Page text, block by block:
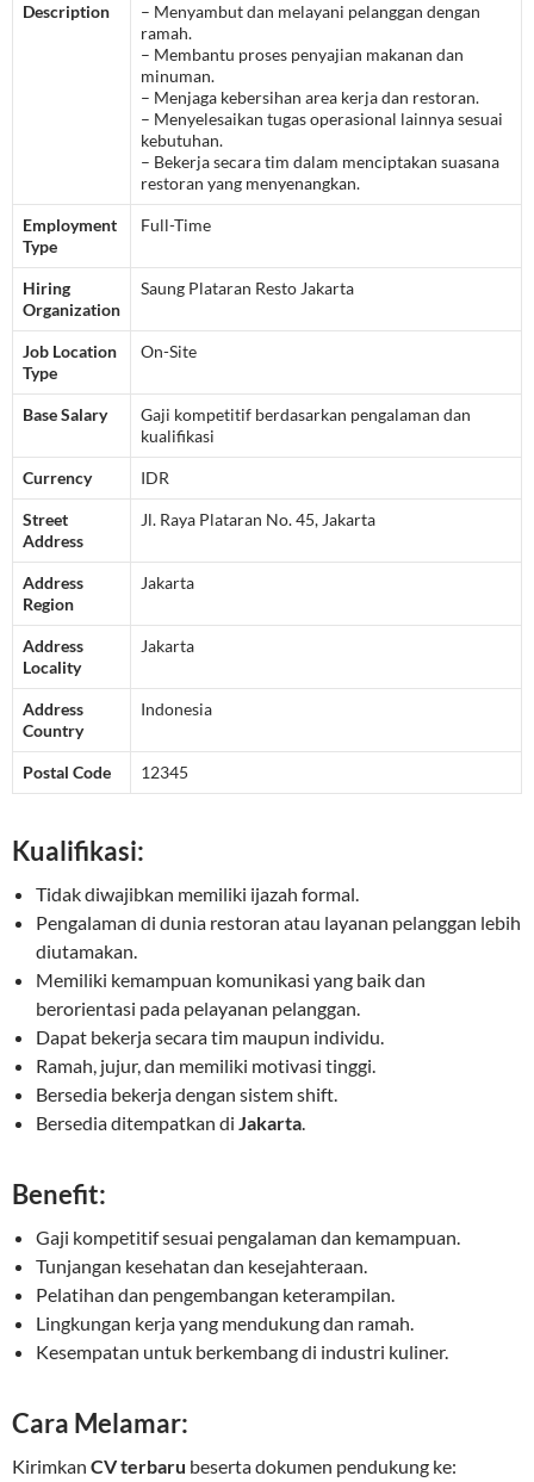
Description
– Menyambut dan melayani pelanggan dengan
ramah.
– Membantu proses penyajian makanan dan
minuman.
– Menjaga kebersihan area kerja dan restoran.
– Menyelesaikan tugas operasional lainnya sesuai
kebutuhan.
– Bekerja secara tim dalam menciptakan suasana
restoran yang menyenangkan.
Employment
Type
Full-Time
Hiring
Organization
Saung Plataran Resto Jakarta
Job Location
Type
On-Site
Base Salary
Gaji kompetitif berdasarkan pengalaman dan
kualifikasi
Currency IDR
Street
Address
Jl. Raya Plataran No. 45, Jakarta
Address
Region
Jakarta
Address
Locality
Jakarta
Address
Country
Indonesia
Postal Code 12345
Kualifikasi:
Tidak diwajibkan memiliki ijazah formal.
Pengalaman di dunia restoran atau layanan pelanggan lebih
diutamakan.
Memiliki kemampuan komunikasi yang baik dan
berorientasi pada pelayanan pelanggan.
Dapat bekerja secara tim maupun individu.
Ramah, jujur, dan memiliki motivasi tinggi.
Bersedia bekerja dengan sistem shift.
Bersedia ditempatkan di Jakarta.
Benefit:
Gaji kompetitif sesuai pengalaman dan kemampuan.
Tunjangan kesehatan dan kesejahteraan.
Pelatihan dan pengembangan keterampilan.
Lingkungan kerja yang mendukung dan ramah.
Kesempatan untuk berkembang di industri kuliner.
Cara Melamar:
Kirimkan CV terbaru beserta dokumen pendukung ke: